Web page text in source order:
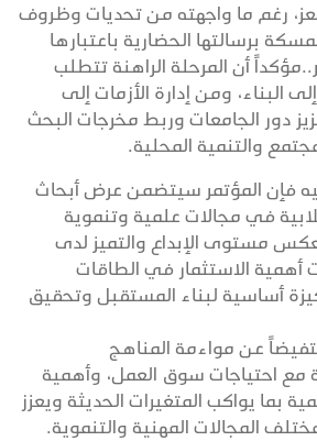
رغم ما واجهته من تحديات وظروف
برسالتها الحضارية باعتبارها
أن المرحلة الراهنة تتطلب
البناء، ومن إدارة الأزمات إلى
دور الجامعات وربط مخرجات البحث
والتنمية المحلية.
فإن المؤتمر سيتضمن عرض أبحاث
في مجالات علمية وتنموية
مستوى الإبداع والتميز لدى
أهمية الاستثمار في الطاقات
أساسية لبناء المستقبل وتحقيق
عن مواءمة المناهج
مع احتياجات سوق العمل، وأهمية
بما يواكب المتغيرات الحديثة ويعزز
المجالات المهنية والتنموية.